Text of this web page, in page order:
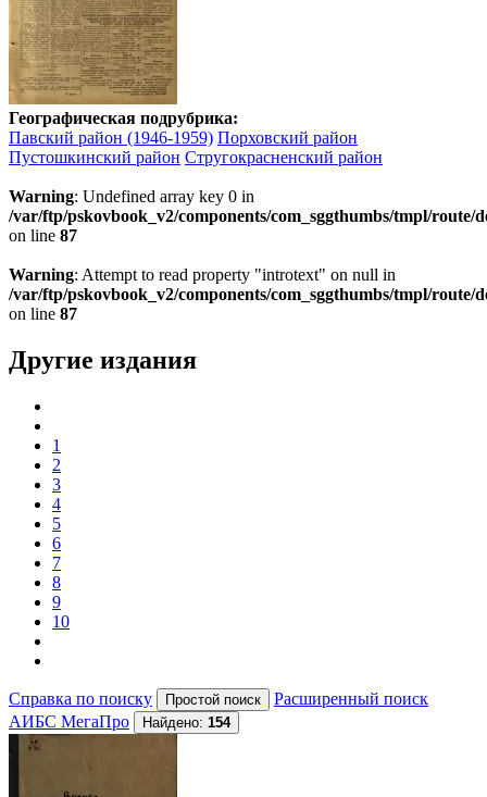
Географическая подрубрика:
Павский район (1946-1959) Порховский район
Пустошкинский район Стругокрасненский район
Warning: Undefined array key 0 in
/var/ftp/pskovbook_v2/components/com_sggthumbs/tmpl/route/
on line 87
Warning: Attempt to read property "introtext" on null in
/var/ftp/pskovbook_v2/components/com_sggthumbs/tmpl/route/
on line 87
Другие издания
1
2
3
4
5
6
7
8
9
10
Справка по поиску
Расширенный поиск
АИБС МегаПро
Найдено: 154